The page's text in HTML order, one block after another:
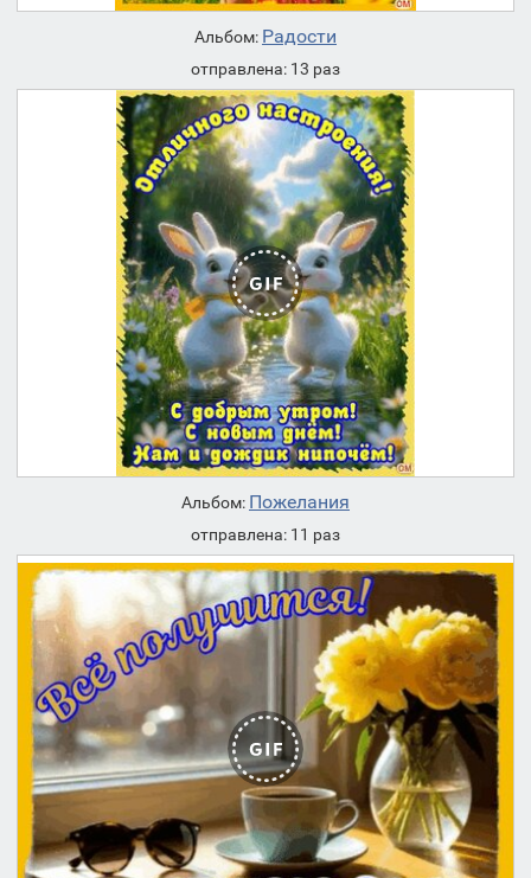
Альбом: Радости
отправлена: 13 раз
Альбом: Пожелания
отправлена: 11 раз